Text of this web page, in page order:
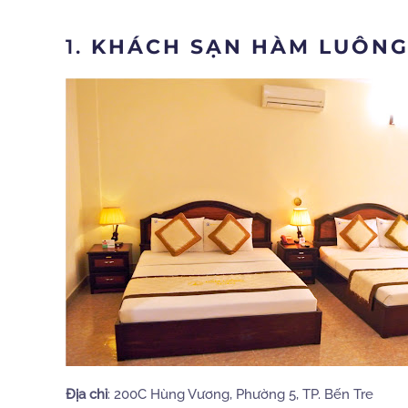
1. KHÁCH SẠN HÀM LUÔNG
Địa chỉ: 200C Hùng Vương, Phường 5, TP. Bến Tre